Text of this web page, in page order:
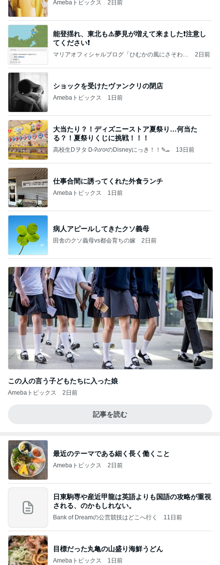
Amebaトピックス 2日前
能登揺れ、東北も⚠️夢見が増えて来ました❗️注意し
てください❗️
マリアオフィシャルブログ「ひむかの風にさそわれ
2日前
ショックを受けたヴァンクリの閉店
Amebaトピックス 1日前
大当たり？！ディズニーストア夏祭り…何当た
る？！夏祭りくじに挑戦！！！
高校生Dヲタ Ꭰ-ᎮꭵꭹꭴのDisneyにっき！！✎ܚ 13日前
仕事合間に誘ってくれた外食ランチ
Amebaトピックス 1日前
病人アピールしてきたクソ義母
田舎のクソ義母vs都会育ちの嫁 2日前
この人の言う子どもたちに入った娘
Amebaトピックス 2日前
記事を読む
最近のテーマである細く長く働くこと
Amebaトピックス 2日前
日東駒専や産近甲龍は英語よりも国語の攻略が重視
される、のかもしれない。
Bank of Dreamの公営競技はどこへ行く 11日前
目標だった丸亀の山盛り海鮮うどん
Amebaトピックス 1日前